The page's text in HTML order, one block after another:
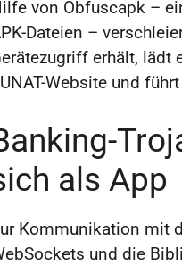
von Obfuscapk –
Dateien –
erhält, lädt
Website und
als App
Kommunikation mit
und die